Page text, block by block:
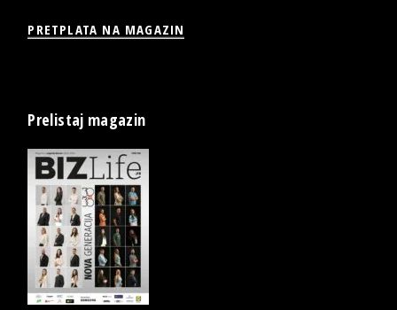
PRETPLATA NA MAGAZIN
Prelistaj magazin